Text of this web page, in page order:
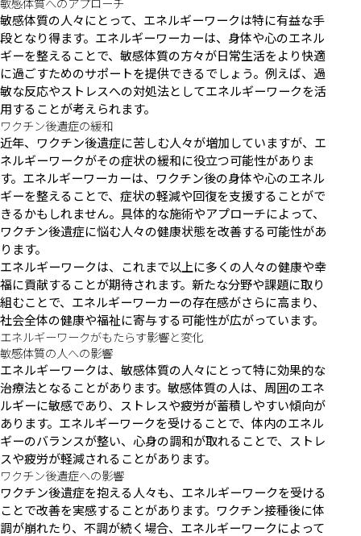
敏感体質の人々にとって、エネルギーワークは特に有益な手
段となり得ます。エネルギーワーカーは、身体や心のエネル
ギーを整えることで、敏感体質の方々が日常生活をより快適
に過ごすためのサポートを提供できるでしょう。例えば、過
敏な反応やストレスへの対処法としてエネルギーワークを活
用することが考えられます。
ワクチン後遺症の緩和
近年、ワクチン後遺症に苦しむ人々が増加していますが、エ
ネルギーワークがその症状の緩和に役立つ可能性がありま
す。エネルギーワーカーは、ワクチン後の身体や心のエネル
ギーを整えることで、症状の軽減や回復を支援することがで
きるかもしれません。具体的な施術やアプローチによって、
ワクチン後遺症に悩む人々の健康状態を改善する可能性があ
ります。
エネルギーワークは、これまで以上に多くの人々の健康や幸
福に貢献することが期待されます。新たな分野や課題に取り
組むことで、エネルギーワーカーの存在感がさらに高まり、
社会全体の健康や福祉に寄与する可能性が広がっています。
エネルギーワークがもたらす影響と変化
敏感体質の人への影響
エネルギーワークは、敏感体質の人々にとって特に効果的な
治療法となることがあります。敏感体質の人は、周囲のエネ
ルギーに敏感であり、ストレスや疲労が蓄積しやすい傾向が
あります。エネルギーワークを受けることで、体内のエネル
ギーのバランスが整い、心身の調和が取れることで、ストレ
スや疲労が軽減されることがあります。
ワクチン後遺症への影響
ワクチン後遺症を抱える人々も、エネルギーワークを受ける
ことで改善を実感することがあります。ワクチン接種後に体
調が崩れたり、不調が続く場合、エネルギーワークによって